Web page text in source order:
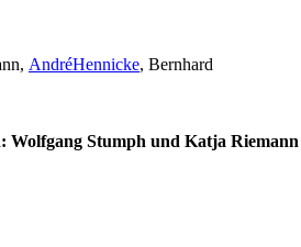
AndréHennicke, Bernhard
Stumph und Katja Riemann